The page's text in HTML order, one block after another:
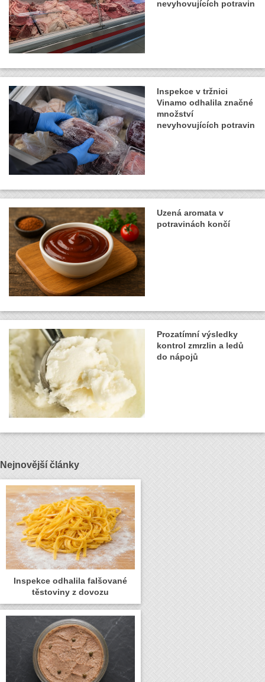
nevyhovujících potravin
Inspekce v tržnici
Vinamo odhalila značné
množství
nevyhovujících potravin
Uzená aromata v
potravinách končí
Prozatímní výsledky
kontrol zmrzlin a ledů
do nápojů
Nejnovější články
Inspekce odhalila falšované
těstoviny z dovozu